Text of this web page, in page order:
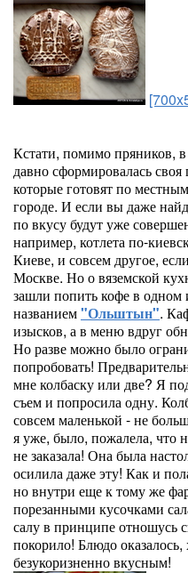
Кстати, помимо пряников,
давно сформировалась
которые готовят по
городе. И если вы даже
по вкусу будут уже
например, котлета по-
Киеве, и совсем другое,
Москве. Но о вяземской
зашли попить кофе в одном
названием"Ольштын".
изысков, а в меню вдруг
Но разве можно было
попробовать!
мне колбаску или две? Я
съем и попросила одну.
совсем маленькой - не
я уже, было, пожалела, что
не заказала! Она была
осилила даже эту! Как и
но внутри еще к тому же
порезанными кусочками
салу в принципе отношусь
покорило! Блюдо
безукоризненно вкусным!